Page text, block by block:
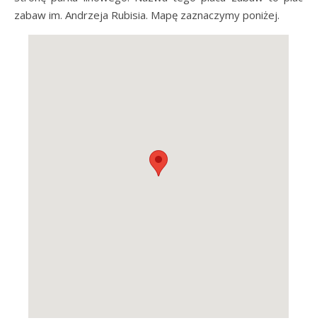
zabaw im. Andrzeja Rubisia. Mapę zaznaczymy poniżej.